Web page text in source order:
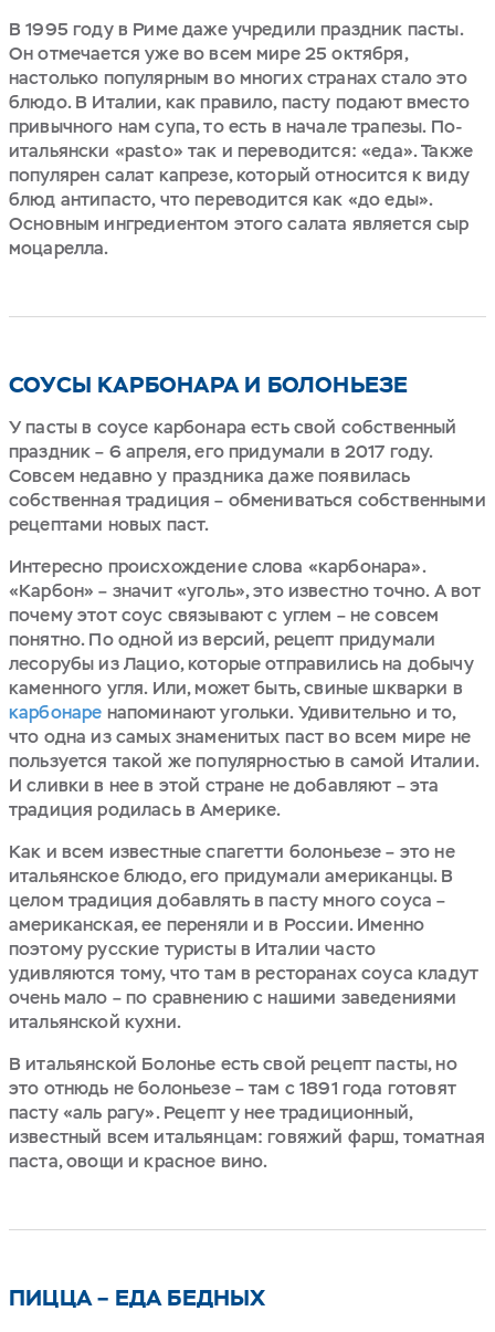
В 1995 году в Риме даже учредили праздник пасты.
Он отмечается уже во всем мире 25 октября,
настолько популярным во многих странах стало это
блюдо. В Италии, как правило, пасту подают вместо
привычного нам супа, то есть в начале трапезы. По-
итальянски «pasto» так и переводится: «еда». Также
популярен салат капрезе, который относится к виду
блюд антипасто, что переводится как «до еды».
Основным ингредиентом этого салата является сыр
моцарелла.
СОУСЫ КАРБОНАРА И БОЛОНЬЕЗЕ
У пасты в соусе карбонара есть свой собственный
праздник – 6 апреля, его придумали в 2017 году.
Совсем недавно у праздника даже появилась
собственная традиция – обмениваться собственными
рецептами новых паст.
Интересно происхождение слова «карбонара».
«Карбон» – значит «уголь», это известно точно. А вот
почему этот соус связывают с углем – не совсем
понятно. По одной из версий, рецепт придумали
лесорубы из Лацио, которые отправились на добычу
каменного угля. Или, может быть, свиные шкварки в
карбонаре напоминают угольки. Удивительно и то,
что одна из самых знаменитых паст во всем мире не
пользуется такой же популярностью в самой Италии.
И сливки в нее в этой стране не добавляют – эта
традиция родилась в Америке.
Как и всем известные спагетти болоньезе – это не
итальянское блюдо, его придумали американцы. В
целом традиция добавлять в пасту много соуса –
американская, ее переняли и в России. Именно
поэтому русские туристы в Италии часто
удивляются тому, что там в ресторанах соуса кладут
очень мало – по сравнению с нашими заведениями
итальянской кухни.
В итальянской Болонье есть свой рецепт пасты, но
это отнюдь не болоньезе – там с 1891 года готовят
пасту «аль рагу». Рецепт у нее традиционный,
известный всем итальянцам: говяжий фарш, томатная
паста, овощи и красное вино.
ПИЦЦА – ЕДА БЕДНЫХ